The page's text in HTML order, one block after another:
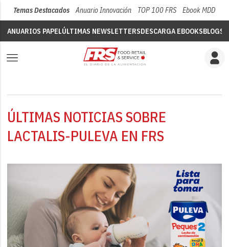
Temas Destacados Anuario Innovación TOP 100 FRS Ebook MDD
ANUARIOS PAPELÚLTIMAS NEWSLETTERSDESCARGA EBOOKSBLOGS
ÚLTIMAS NOTICIAS SOBRE
LACTALIS-PULEVA EN FRS